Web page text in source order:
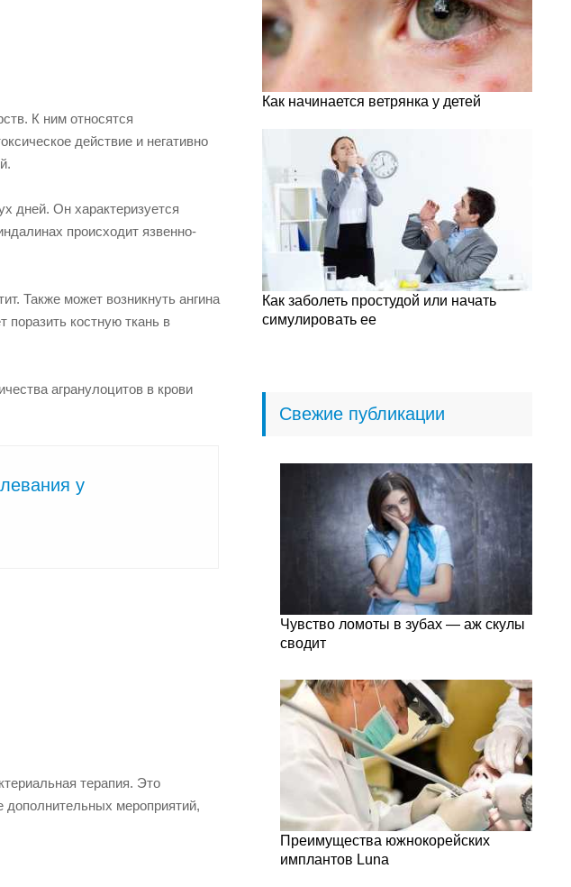
К ним относятся
действие и негативно
дней. Он характеризуется
происходит язвенно-
Также может возникнуть ангина
поразить костную ткань в
агранулоцитов в крови
у
терапия. Это
дополнительных мероприятий,
Как начинается ветрянка у детей
Как заболеть простудой или начать
симулировать ее
Свежие публикации
Чувство ломоты в зубах — аж скулы
сводит
Преимущества южнокорейских
имплантов Luna